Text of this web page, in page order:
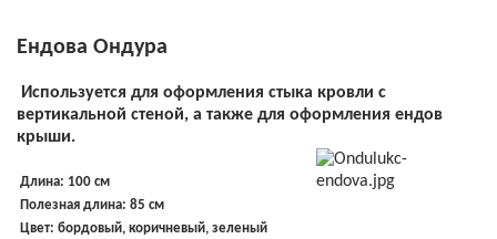
Ендова Ондура
Используется для оформления стыка кровли с
вертикальной стеной, а также для оформления ендов
крыши.
Длина: 100 см
Полезная длина: 85 см
Цвет: бордовый, коричневый, зеленый